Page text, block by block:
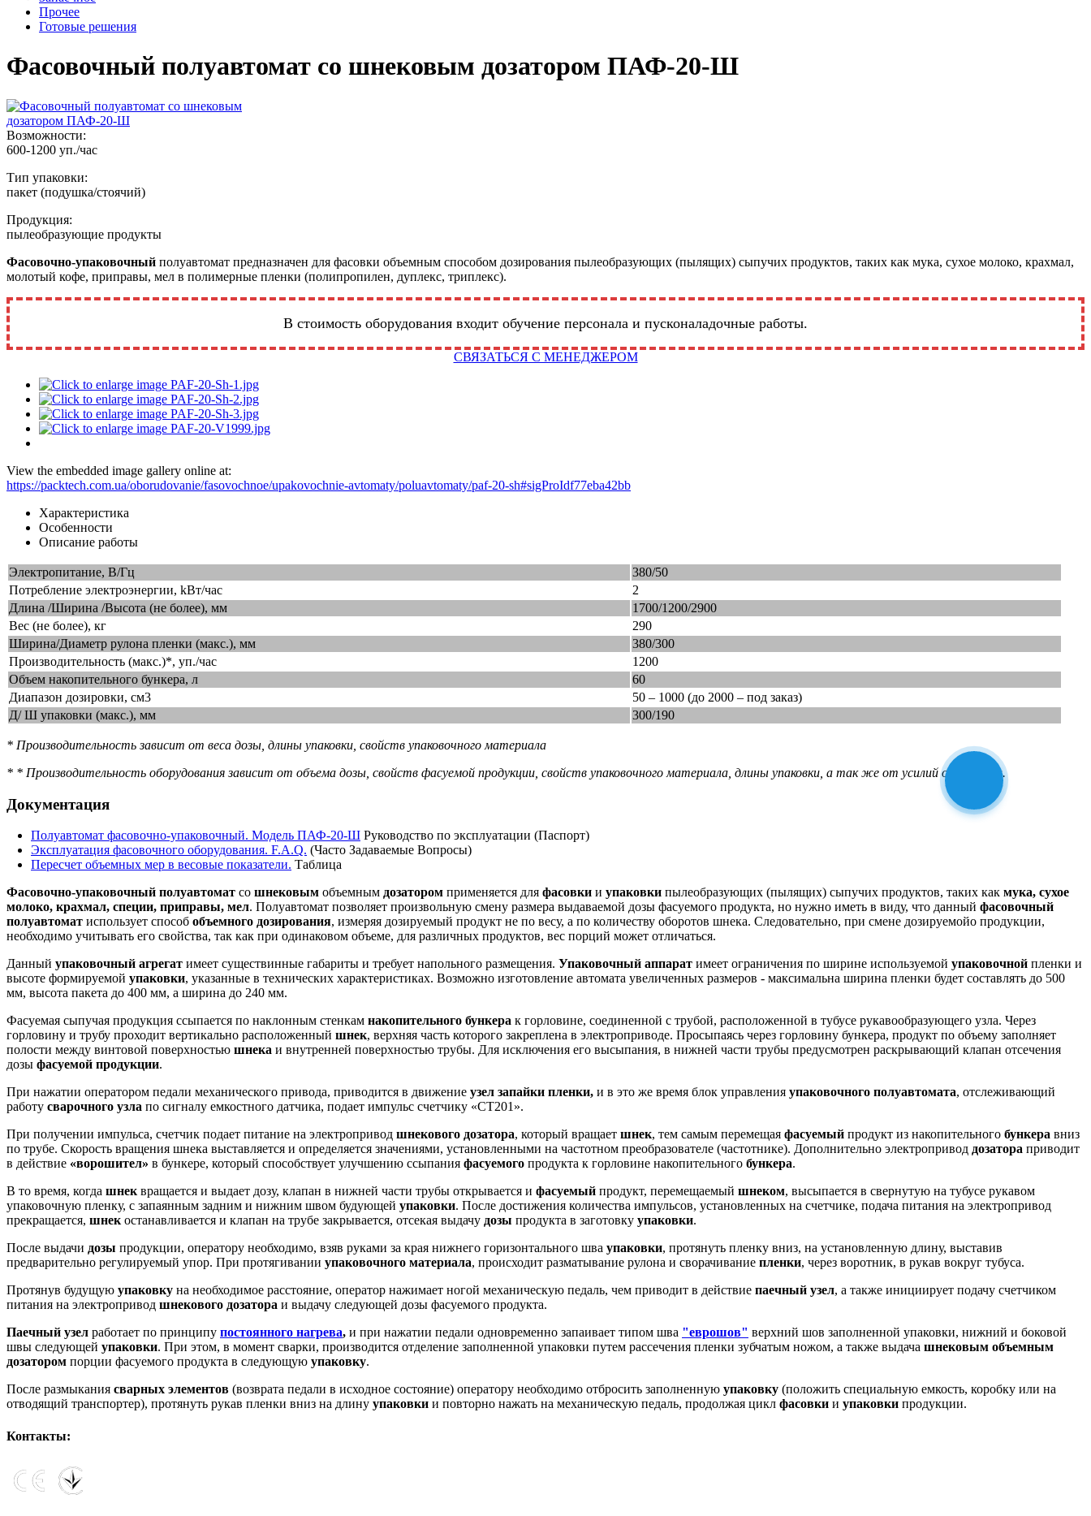
Прочее
Готовые решения
Фасовочный полуавтомат со шнековым дозатором ПАФ-20-Ш
Возможности:
600-1200 уп./час
Тип упаковки:
пакет (подушка/стоячий)
Продукция:
пылеобразующие продукты
Фасовочно-упаковочный полуавтомат предназначен для фасовки объемным способом дозирования пылеобразующих (пылящих) сыпучих продуктов, таких как мука, сухое молоко, крахмал,
молотый кофе, приправы, мел в полимерные пленки (полипропилен, дуплекс, триплекс).
В стоимость оборудования входит обучение персонала и пусконаладочные работы.
СВЯЗАТЬСЯ С МЕНЕДЖЕРОМ
View the embedded image gallery online at:
https://packtech.com.ua/oborudovanie/fasovochnoe/upakovochnie-avtomaty/poluavtomaty/paf-20-sh#sigProIdf77eba42bb
Характеристика
Особенности
Описание работы
Электропитание, В/Гц
380/50
Потребление электроэнергии, kВт/час
2
Длина /Ширина /Высота (не более), мм
1700/1200/2900
Вес (не более), кг
290
Ширина/Диаметр рулона пленки (макс.), мм
380/300
Производительность (макс.)*, уп./час
1200
Объем накопительного бункера, л
60
Диапазон дозировки, см3
50 – 1000 (до 2000 – под заказ)
Д/ Ш упаковки (макс.), мм
300/190
* Производительность зависит от веса дозы, длины упаковки, свойств упаковочного материала
* * Производительность оборудования зависит от объема дозы, свойств фасуемой продукции, свойств упаковочного материала, длины упаковки, а так же от усилий оператора.
Документация
Полуавтомат фасовочно-упаковочный. Модель ПАФ-20-Ш Руководство по эксплуатации (Паспорт)
Эксплуатация фасовочного оборудования. F.A.Q. (Часто Задаваемые Вопросы)
Пересчет объемных мер в весовые показатели. Таблица
Фасовочно-упаковочный полуавтомат со шнековым объемным дозатором применяется для фасовки и упаковки пылеобразующих (пылящих) сыпучих продуктов, таких как мука, сухое
молоко, крахмал, специи, приправы, мел. Полуавтомат позволяет произвольную смену размера выдаваемой дозы фасуемого продукта, но нужно иметь в виду, что данный фасовочный
полуавтомат использует способ объемного дозирования, измеряя дозируемый продукт не по весу, а по количеству оборотов шнека. Следовательно, при смене дозируемойо продукции,
необходимо учитывать его свойства, так как при одинаковом объеме, для различных продуктов, вес порций может отличаться.
Данный упаковочный агрегат имеет существинные габариты и требует напольного размещения. Упаковочный аппарат имеет ограничения по ширине используемой упаковочной пленки и
высоте формируемой упаковки, указанные в технических характеристиках. Возможно изготовление автомата увеличенных размеров - максимальна ширина пленки будет составлять до 500
мм, высота пакета до 400 мм, а ширина до 240 мм.
Фасуемая сыпучая продукция ссыпается по наклонным стенкам накопительного бункера к горловине, соединенной с трубой, расположенной в тубусе рукавообразующего узла. Через
горловину и трубу проходит вертикально расположенный шнек, верхняя часть которого закреплена в электроприводе. Просыпаясь через горловину бункера, продукт по объему заполняет
полости между винтовой поверхностью шнека и внутренней поверхностью трубы. Для исключения его высыпания, в нижней части трубы предусмотрен раскрывающий клапан отсечения
дозы фасуемой продукции.
При нажатии оператором педали механического привода, приводится в движение узел запайки пленки, и в это же время блок управления упаковочного полуавтомата, отслеживающий
работу сварочного узла по сигналу емкостного датчика, подает импульс счетчику «СТ201».
При получении импульса, счетчик подает питание на электропривод шнекового дозатора, который вращает шнек, тем самым перемещая фасуемый продукт из накопительного бункера вниз
по трубе. Скорость вращения шнека выставляется и определяется значениями, установленными на частотном преобразователе (частотнике). Дополнительно электропривод дозатора приводит
в действие «ворошител» в бункере, который способствует улучшению ссыпания фасуемого продукта к горловине накопительного бункера.
В то время, когда шнек вращается и выдает дозу, клапан в нижней части трубы открывается и фасуемый продукт, перемещаемый шнеком, высыпается в свернутую на тубусе рукавом
упаковочную пленку, с запаянным задним и нижним швом будующей упаковки. После достижения количества импульсов, установленных на счетчике, подача питания на электропривод
прекращается, шнек останавливается и клапан на трубе закрывается, отсекая выдачу дозы продукта в заготовку упаковки.
После выдачи дозы продукции, оператору необходимо, взяв руками за края нижнего горизонтального шва упаковки, протянуть пленку вниз, на установленную длину, выставив
предварительно регулируемый упор. При протягивании упаковочного материала, происходит разматывание рулона и сворачивание пленки, через воротник, в рукав вокруг тубуса.
Протянув будущую упаковку на необходимое расстояние, оператор нажимает ногой механическую педаль, чем приводит в действие паечный узел, а также инициирует подачу счетчиком
питания на электропривод шнекового дозатора и выдачу следующей дозы фасуемого продукта.
Паечный узел работает по принципу постоянного нагрева, и при нажатии педали одновременно запаивает типом шва "еврошов" верхний шов заполненной упаковки, нижний и боковой
швы следующей упаковки. При этом, в момент сварки, производится отделение заполненной упаковки путем рассечения пленки зубчатым ножом, а также выдача шнековым объемным
дозатором порции фасуемого продукта в следующую упаковку.
После размыкания сварных элементов (возврата педали в исходное состояние) оператору необходимо отбросить заполненную упаковку (положить специальную емкость, коробку или на
отводящий транспортер), протянуть рукав пленки вниз на длину упаковки и повторно нажать на механическую педаль, продолжая цикл фасовки и упаковки продукции.
Контакты: